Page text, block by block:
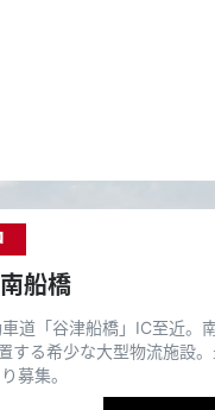
船橋
道「谷津船橋」IC至近。
する希少な大型物流施設
募集。